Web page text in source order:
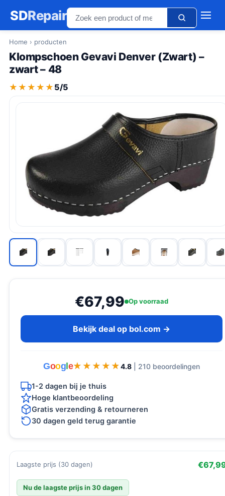
SDRepair
Home › producten
Klompschoen Gevavi Denver (Zwart) –
zwart – 48
★★★★★
★★★★★ 5/5
€67,99 Op voorraad
Bekijk deal op bol.com →
Google★★★★★
★★★★★ 4.8 | 210 beoordelingen
1-2 dagen bij je thuis
Hoge klantbeoordeling
Gratis verzending & retourneren
30 dagen geld terug garantie
Laagste prijs (30 dagen)
Nu de laagste prijs in 30 dagen